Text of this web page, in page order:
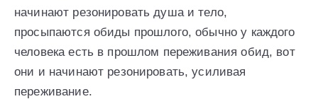
начинают резонировать душа и тело,
просыпаются обиды прошлого, обычно у каждого
человека есть в прошлом переживания обид, вот
они и начинают резонировать, усиливая
переживание.